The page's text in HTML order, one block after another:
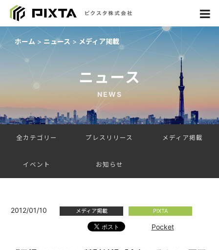
ホーム ニュース メディア掲載
ニュース
NEWS
全カテゴリー プレスリリース メディア掲載
イベント お知らせ
2012/01/10 メディア掲載 PIXTA
Pocket